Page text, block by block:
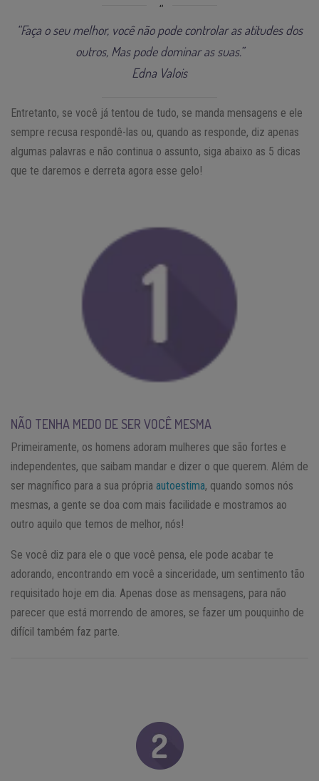
“Faça o seu melhor, você não pode controlar as atitudes dos
outros, Mas pode dominar as suas.”
Edna Valois
Entretanto, se você já tentou de tudo, se manda mensagens e ele
sempre recusa respondê-las ou, quando as responde, diz apenas
algumas palavras e não continua o assunto, siga abaixo as 5 dicas
que te daremos e derreta agora esse gelo!
NÃO TENHA MEDO DE SER VOCÊ MESMA
Primeiramente, os homens adoram mulheres que são fortes e
independentes, que saibam mandar e dizer o que querem. Além de
ser magnífico para a sua própria autoestima, quando somos nós
mesmas, a gente se doa com mais facilidade e mostramos ao
outro aquilo que temos de melhor, nós!
Se você diz para ele o que você pensa, ele pode acabar te
adorando, encontrando em você a sinceridade, um sentimento tão
requisitado hoje em dia. Apenas dose as mensagens, para não
parecer que está morrendo de amores, se fazer um pouquinho de
difícil também faz parte.